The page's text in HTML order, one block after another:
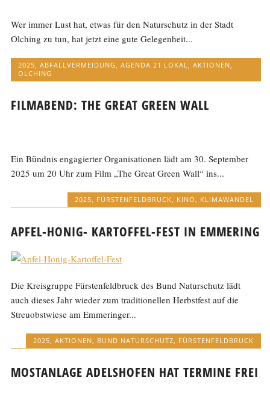
Wer immer Lust hat, etwas für den Naturschutz in der Stadt
Olching zu tun, hat jetzt eine gute Gelegenheit...
2025,ABFALLVERMEIDUNG,AGENDA 21 LOKAL,AKTIONEN,
OLCHING
FILMABEND: THE GREAT GREEN WALL
Ein Bündnis engagierter Organisationen lädt am 30. September
2025 um 20 Uhr zum Film „The Great Green Wall“ ins...
2025, FÜRSTENFELDBRUCK, KINO, KLIMAWANDEL
APFEL-HONIG- KARTOFFEL-FEST IN EMMERING
Die Kreisgruppe Fürstenfeldbruck des Bund Naturschutz lädt
auch dieses Jahr wieder zum traditionellen Herbstfest auf die
Streuobstwiese am Emmeringer...
2025 AKTIONEN BUND NATURSCHUTZ FÜRSTENFELDBRUCK
MOSTANLAGE ADELSHOFEN HAT TERMINE FREI